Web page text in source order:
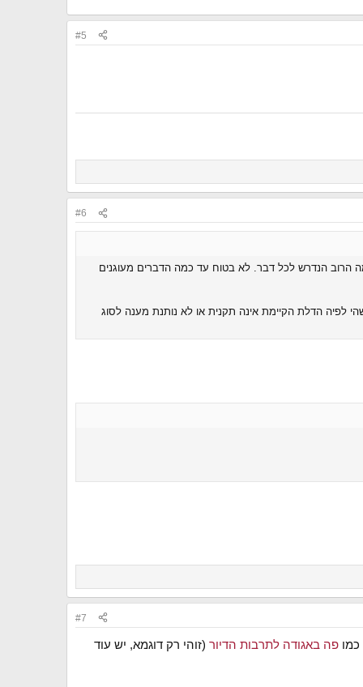
#5
#6
הרוב הנדרש לכל דבר. לא בטוח עד כמה הדברים מעוגנים
לפיה הדלת הקיימת אינה תקנית או לא נותנת מענה לסוג
#7
כמו פה באגודה לתרבות הדיור (זוהי רק דוגמא, יש עוד